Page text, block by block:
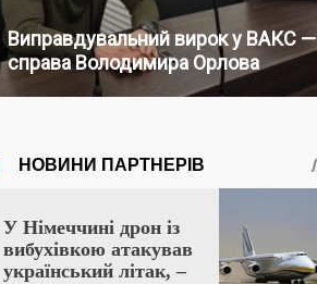
Виправдувальний вирок у ВАКС —
справа Володимира Орлова